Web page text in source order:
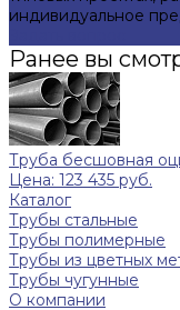
индивидуальное
Ранее вы
Труба бесшовная
Цена: 123 435 руб.
Каталог
Трубы стальные
Трубы полимерные
Трубы из цветных
Трубы чугунные
О компании